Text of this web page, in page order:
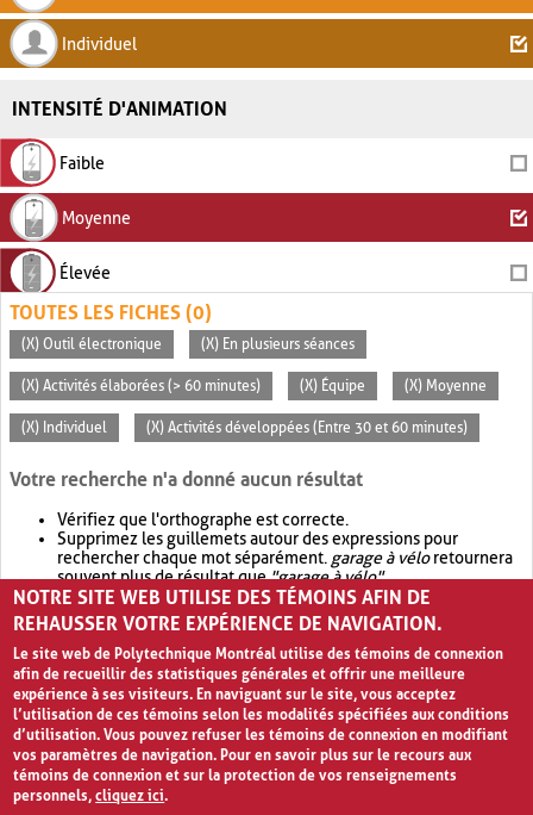
Individuel
INTENSITÉ D'ANIMATION
Faible
Moyenne
Élevée
TOUTES LES FICHES (0)
(X) Outil électronique (X) En plusieurs séances
(X) Activités élaborées (> 60 minutes) (X) Équipe (X) Moyenne
(X) Individuel (X) Activités développées (Entre 30 et 60 minutes)
Votre recherche n'a donné aucun résultat
Vérifiez que l'orthographe est correcte.
Supprimez les guillemets autour des expressions pour
rechercher chaque mot séparément. garage à véloretournera
souvent plus de résultat que"garage à vélo".
Envisagez d'élargir votre recherche avec OR.garage OR vélo
retournera souvent plus de résultat quegarage à vélo
NOTRE SITE WEB UTILISE DES TÉMOINS AFIN DE
REHAUSSER VOTRE EXPÉRIENCE DE NAVIGATION.
Le site web de Polytechnique Montréal utilise des témoins de connexion
afin de recueillir des statistiques générales et offrir une meilleure
expérience à ses visiteurs. En naviguant sur le site, vous acceptez
l’utilisation de ces témoins selon les modalités spécifiées aux conditions
d’utilisation. Vous pouvez refuser les témoins de connexion en modifiant
vos paramètres de navigation. Pour en savoir plus sur le recours aux
témoins de connexion et sur la protection de vos renseignements
personnels,cliquez ici.